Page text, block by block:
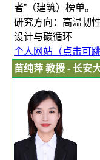
者”（建筑）榜单。
研究方向：高温韧
设计与碳循环
个人网站（点击可跳
苗纯萍 教授 - 长安